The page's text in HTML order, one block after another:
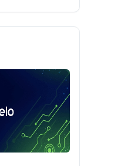
ーを次のレベ
つつある、以
討ください。